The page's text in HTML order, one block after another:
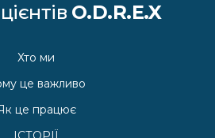
O.D.R.E.X
Хто ми
це важливо
це працює